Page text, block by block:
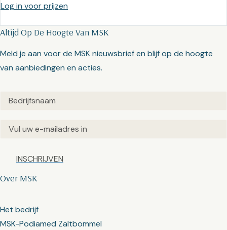
Log in voor prijzen
Over MSK
Het bedrijf
MSK-Podiamed Zaltbommel
Altijd Op De Hoogte Van MSK
Meld je aan voor de MSK nieuwsbrief en blijf op de hoogte
van aanbiedingen en acties.
Untitled(Vereist)
Email(Vereist)
Captcha